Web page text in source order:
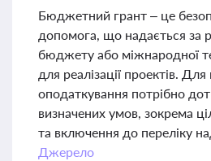
Бюджетний грант – це
допомога, що надається за
бюджету або міжнародної
для реалізації проектів. Для
оподаткування потрібно
визначених умов, зокрема
та включення до переліку
Джерело